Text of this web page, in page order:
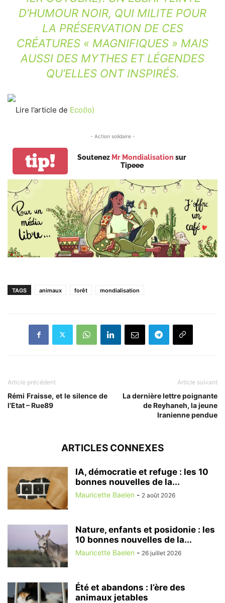
D’HUMOUR NOIR, QUI MILITE POUR
LA PRÉSERVATION DE CES
CRÉATURES « MAGNIFIQUES » MAIS
AUSSI DES MYTHES ET LÉGENDES
QU’ELLES ONT INSPIRÉS.
Lire l’article de Eco(lo)
- Action solidaire -
tip! Soutenez Mr Mondialisation sur
Tipeee
TAGS animaux forêt mondialisation
Article précédent
Rémi Fraisse, et le silence de
l’Etat – Rue89
Article suivant
La dernière lettre poignante
de Reyhaneh, la jeune
Iranienne pendue
ARTICLES CONNEXES
IA, démocratie et refuge : les 10
bonnes nouvelles de la...
Mauricette Baelen - 2 août 2026
Nature, enfants et posidonie : les
10 bonnes nouvelles de la...
Mauricette Baelen - 26 juillet 2026
Été et abandons : l’ère des
animaux jetables